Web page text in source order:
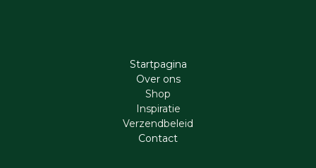
Startpagina
Ove​r​ ons
Shop
Inspiratie
Verzendbeleid
Cont​act